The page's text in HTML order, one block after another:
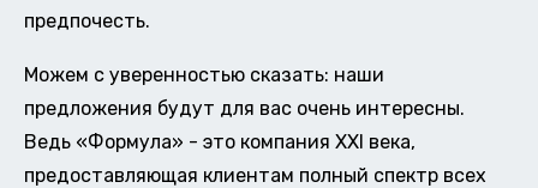
предпочесть.
Можем с уверенностью сказать: наши
предложения будут для вас очень интересны.
Ведь «Формула» - это компания XXI века,
предоставляющая клиентам полный спектр всех